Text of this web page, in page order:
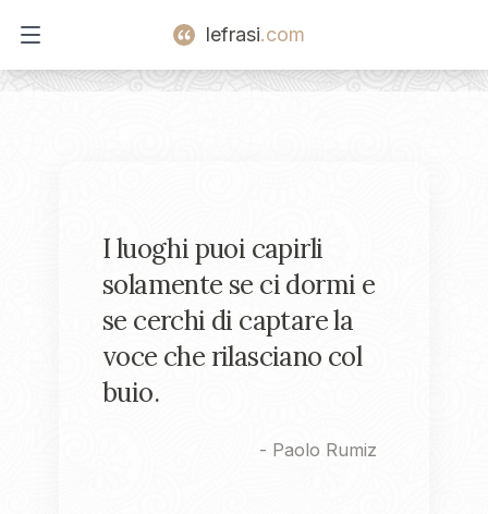
Open main menu
lefrasi.com
I luoghi puoi capirli
solamente se ci dormi e
se cerchi di captare la
voce che rilasciano col
buio.
- Paolo Rumiz